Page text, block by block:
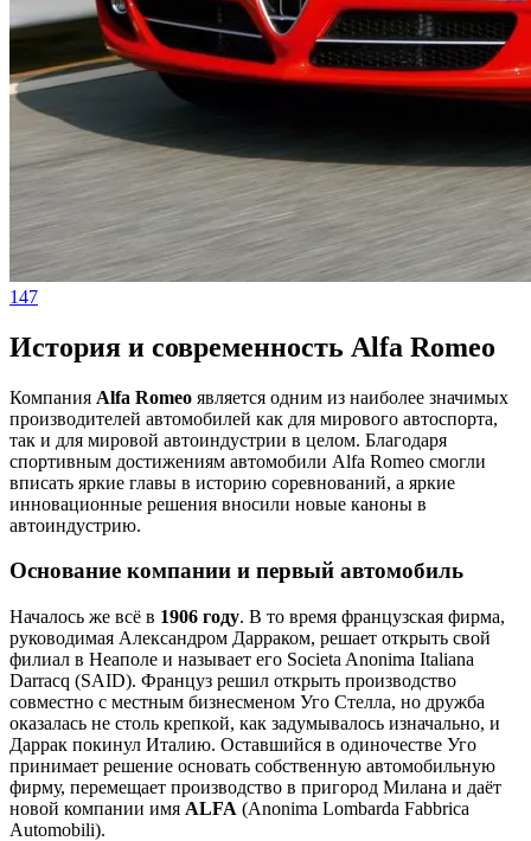
147
История и современность Alfa Romeo
Компания Alfa Romeo является одним из наиболее значимых
производителей автомобилей как для мирового автоспорта,
так и для мировой автоиндустрии в целом. Благодаря
спортивным достижениям автомобили Alfa Romeo смогли
вписать яркие главы в историю соревнований, а яркие
инновационные решения вносили новые каноны в
автоиндустрию.
Основание компании и первый автомобиль
Началось же всё в 1906 году. В то время французская фирма,
руководимая Александром Дарраком, решает открыть свой
филиал в Неаполе и называет его Societa Anonima Italiana
Darracq (SAID). Француз решил открыть производство
совместно с местным бизнесменом Уго Стелла, но дружба
оказалась не столь крепкой, как задумывалось изначально, и
Даррак покинул Италию. Оставшийся в одиночестве Уго
принимает решение основать собственную автомобильную
фирму, перемещает производство в пригород Милана и даёт
новой компании имя ALFA (Anonima Lombarda Fabbrica
Automobili).